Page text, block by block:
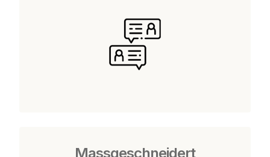
Massgeschneidert